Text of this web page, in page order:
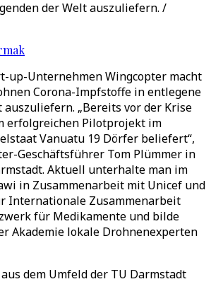
der Welt auszuliefern. /
up-Unternehmen Wingcopter macht
Corona-Impfstoffe in entlegene
auszuliefern. „Bereits vor der Krise
erfolgreichen Pilotprojekt im
Vanuatu 19 Dörfer beliefert“,
Geschäftsführer Tom Plümmer in
Aktuell unterhalte man im
in Zusammenarbeit mit Unicef und
Internationale Zusammenarbeit
für Medikamente und bilde
Akademie lokale Drohnenexperten
dem Umfeld der TU Darmstadt